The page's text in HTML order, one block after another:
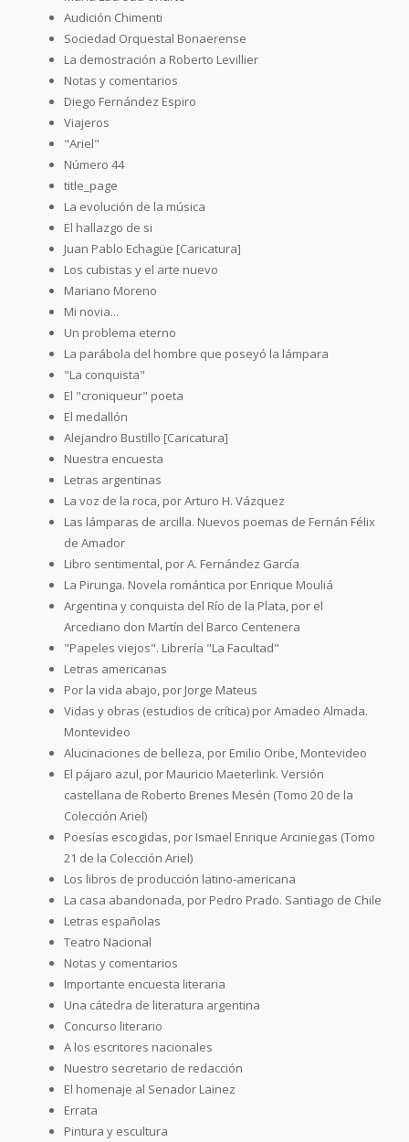
Audición Chimenti
Sociedad Orquestal Bonaerense
La demostración a Roberto Levillier
Notas y comentarios
Diego Fernández Espiro
Viajeros
"Ariel"
Número 44
title_page
La evolución de la música
El hallazgo de si
Juan Pablo Echagüe [Caricatura]
Los cubistas y el arte nuevo
Mariano Moreno
Mi novia...
Un problema eterno
La parábola del hombre que poseyó la lámpara
"La conquista"
El "croniqueur" poeta
El medallón
Alejandro Bustillo [Caricatura]
Nuestra encuesta
Letras argentinas
La voz de la roca, por Arturo H. Vázquez
Las lámparas de arcilla. Nuevos poemas de Fernán Félix
de Amador
Libro sentimental, por A. Fernández García
La Pirunga. Novela romántica por Enrique Mouliá
Argentina y conquista del Río de la Plata, por el
Arcediano don Martín del Barco Centenera
"Papeles viejos". Librería "La Facultad"
Letras americanas
Por la vida abajo, por Jorge Mateus
Vidas y obras (estudios de crítica) por Amadeo Almada.
Montevideo
Alucinaciones de belleza, por Emilio Oribe, Montevideo
El pájaro azul, por Mauricio Maeterlink. Versión
castellana de Roberto Brenes Mesén (Tomo 20 de la
Colección Ariel)
Poesías escogidas, por Ismael Enrique Arciniegas (Tomo
21 de la Colección Ariel)
Los libros de producción latino-americana
La casa abandonada, por Pedro Prado. Santiago de Chile
Letras españolas
Teatro Nacional
Notas y comentarios
Importante encuesta literaria
Una cátedra de literatura argentina
Concurso literario
A los escritores nacionales
Nuestro secretario de redacción
El homenaje al Senador Lainez
Errata
Pintura y escultura